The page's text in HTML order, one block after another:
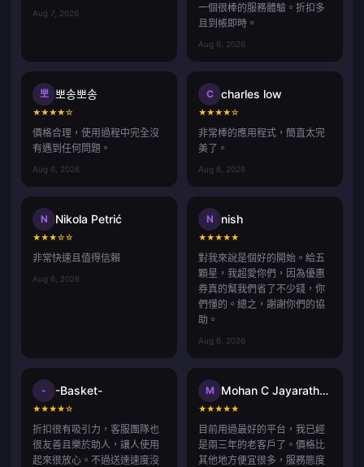
Aug 7, 2026
一個很棒的服務體驗。折扣多
且到帳即時。
Aug 6, 2026
뽀 뽀송뽀송
★★★★☆
價格合理，使用過程中完全沒
有遇到任何問題。
Aug 6, 2026
C charles low
★★★★☆
非常棒的應用程式，簡直太完
美了。
Aug 6, 2026
N Nikola Petrić
★★★☆☆
非常快速且值得信賴
Aug 6, 2026
N nish
★★★★★
對我來說是個好的開始。給五
顆星，我超愛你們，因為優惠
券真的幫我們省了不少錢，你
們懂的。總之，謝謝你們的協
助。
Aug 6, 2026
- -Basket-
★★★★☆
折扣很有吸引力，客服團隊也
很友善且樂於助人，讓人使用
起來很放心。不過送達速度沒
M Mohan C Jayarathna
★★★★★
目前用過最好的平台，我已經
是兩三年的老客戶了。價格比
其他地方便宜很多，服務態度